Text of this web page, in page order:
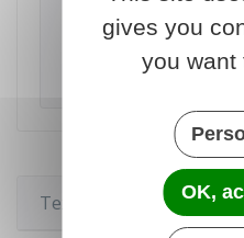
Il n'y a pas lieu de
sites internet qui vous
contrepartie financière.
Textes de référence
gives you
you want
OK,